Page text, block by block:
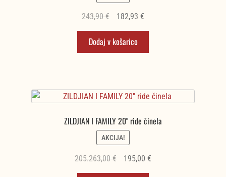
243,90€
Izvirna
je
bila:
182,93 €Trenutna
182,93 €.
Dodaj v košarico
ZILDJIAN I FAMILY 20" ride činela
AKCIJA!
205.263,00€
Izvirna
cena
195,00 €Trenutna